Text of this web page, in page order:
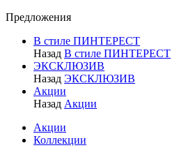
Предложения
В стиле ПИНТЕРЕСТ
Назад В стиле ПИНТЕРЕСТ
ЭКСКЛЮЗИВ
Назад ЭКСКЛЮЗИВ
Акции
Назад Акции
Акции
Коллекции